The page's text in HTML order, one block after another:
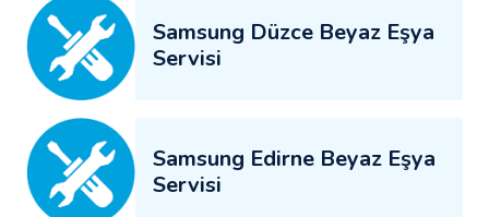
Samsung Düzce Beyaz Eşya
Servisi
Samsung Edirne Beyaz Eşya
Servisi